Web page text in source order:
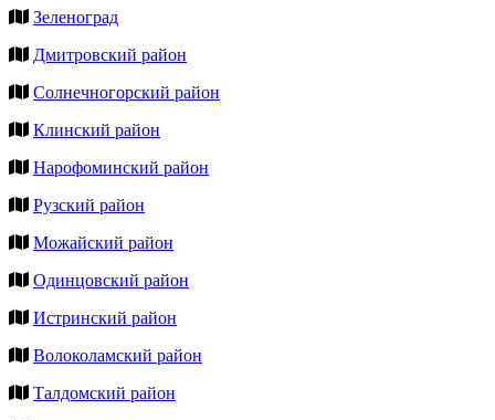
Зеленоград
Дмитровский район
Солнечногорский район
Клинский район
Нарофоминский район
Рузский район
Можайский район
Одинцовский район
Истринский район
Волоколамский район
Талдомский район